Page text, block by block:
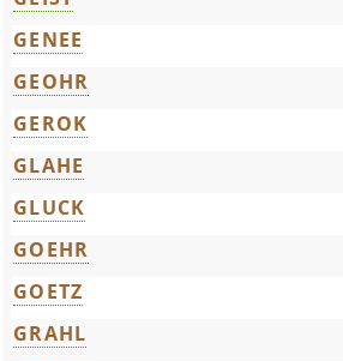
GENEE
GEOHR
GEROK
GLAHE
GLUCK
GOEHR
GOETZ
GRAHL